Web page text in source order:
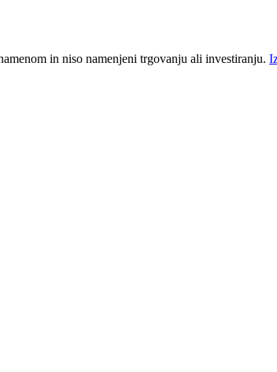
in niso namenjeni trgovanju ali investiranju.